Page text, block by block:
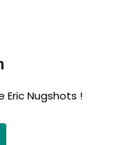
Eric Nugshots !